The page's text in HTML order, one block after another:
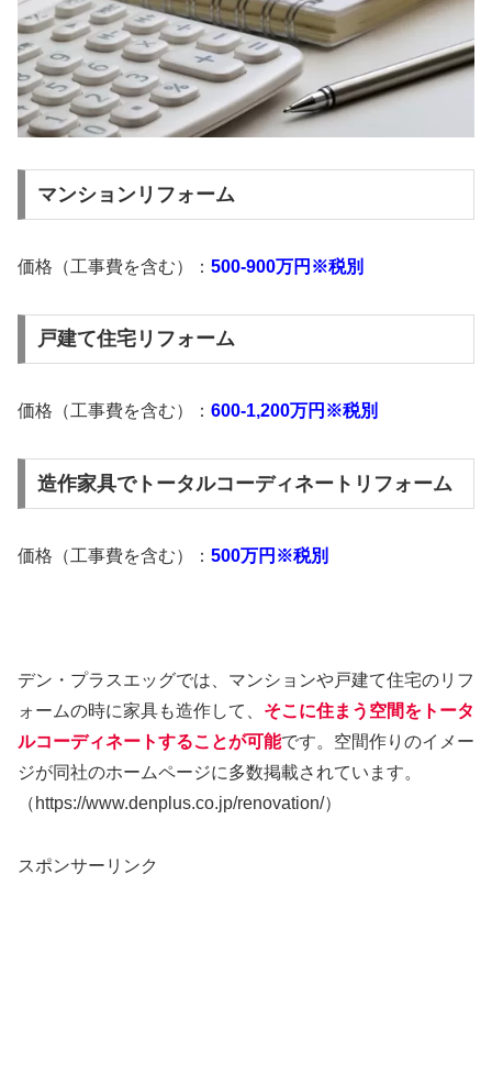
マンションリフォーム
価格（工事費を含む）： 500-900万円※税別
戸建て住宅リフォーム
価格（工事費を含む）： 600-1,200万円 ※税別
造作家具でトータルコーディネートリフォーム
価格（工事費を含む）： 500万円 ※税別
デン・プラスエッグでは、マンションや戸建て住宅のリフ
ォームの時に家具も造作して、 そこに住まう空間をトータ
ルコーディネートすることが可能です。空間作りのイメー
ジが同社のホームページに多数掲載されています。
（https://www.denplus.co.jp/renovation/）
スポンサーリンク